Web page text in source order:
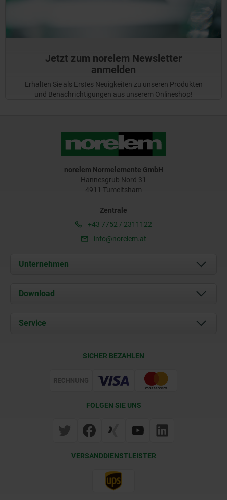
Jetzt zum norelem Newsletter
anmelden
Erhalten Sie als Erstes Neuigkeiten zu unseren Produkten
und Benachrichtigungen aus unserem Onlineshop!
norelem Normelemente GmbH
Hannesgrub Nord 31
4911 Tumeltsham
Zentrale
+43 7752 / 2311122
info@norelem.at
Unternehmen
Über uns
Kontakt
Download
Dokumente
Service
SICHER BEZAHLEN
FOLGEN SIE UNS
VERSANDDIENSTLEISTER